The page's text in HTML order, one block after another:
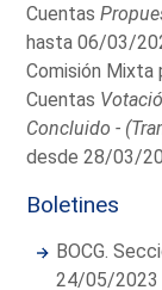
Cuentas
hasta 06/03/
Comisión Mixta
Cuentas
Concluido -
desde 28/03/
Boletines
BOCG.
24/05/2023